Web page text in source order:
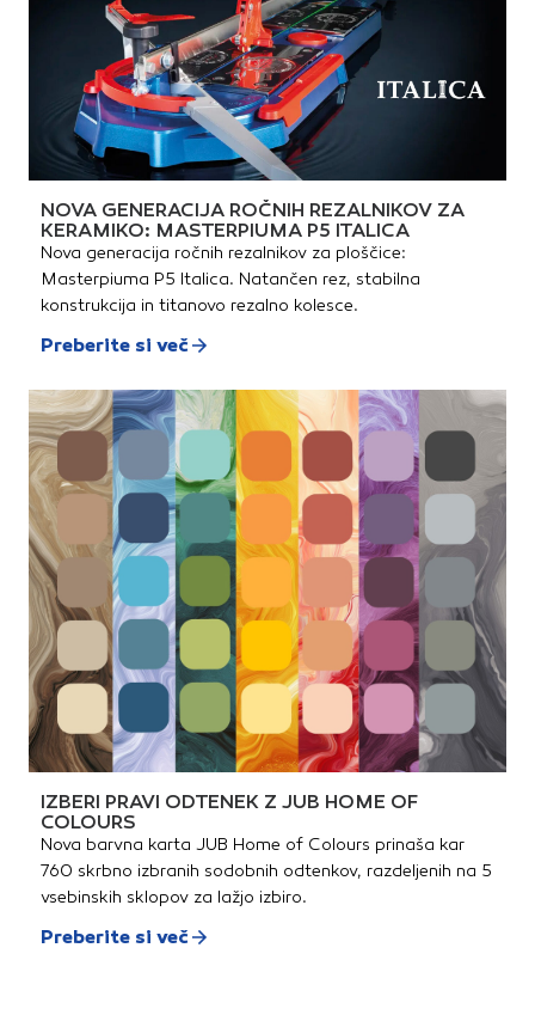
NOVA GENERACIJA ROČNIH REZALNIKOV ZA
KERAMIKO: MASTERPIUMA P5 ITALICA
Nova generacija ročnih rezalnikov za ploščice:
Masterpiuma P5 Italica. Natančen rez, stabilna
konstrukcija in titanovo rezalno kolesce.
Preberite si več
IZBERI PRAVI ODTENEK Z JUB HOME OF
COLOURS
Nova barvna karta JUB Home of Colours prinaša kar
760 skrbno izbranih sodobnih odtenkov, razdeljenih na 5
vsebinskih sklopov za lažjo izbiro.
Preberite si več